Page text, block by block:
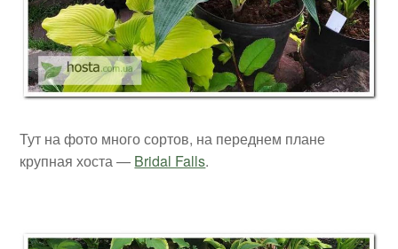
Тут на фото много сортов, на переднем плане
крупная хоста — Bridal Falls.